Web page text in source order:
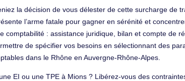
la décision de vous délester de cette surcharge de
l’arme fatale pour gagner en sérénité et
comptabilité : assistance juridique, bilan et compte de
de spécifier vos besoins en sélectionnant des
dans le Rhône en Auvergne-Rhône-Alpes.
EI ou une TPE à Mions ? Libérez-vous des